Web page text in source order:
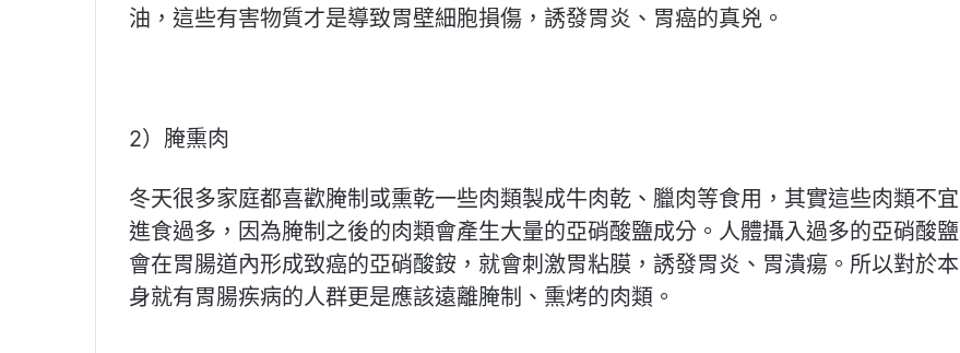
油，這些有害物質才是導致胃壁細胞損傷，誘發胃炎、胃癌的真兇。
2）腌熏肉
冬天很多家庭都喜歡腌制或熏乾一些肉類製成牛肉乾、臘肉等食用，其實這些肉類不宜
進食過多，因為腌制之後的肉類會產生大量的亞硝酸鹽成分。人體攝入過多的亞硝酸鹽
會在胃腸道內形成致癌的亞硝酸銨，就會刺激胃粘膜，誘發胃炎、胃潰瘍。所以對於本
身就有胃腸疾病的人群更是應該遠離腌制、熏烤的肉類。